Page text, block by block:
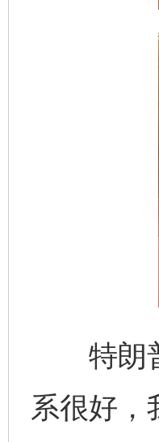
特朗普
系很好，